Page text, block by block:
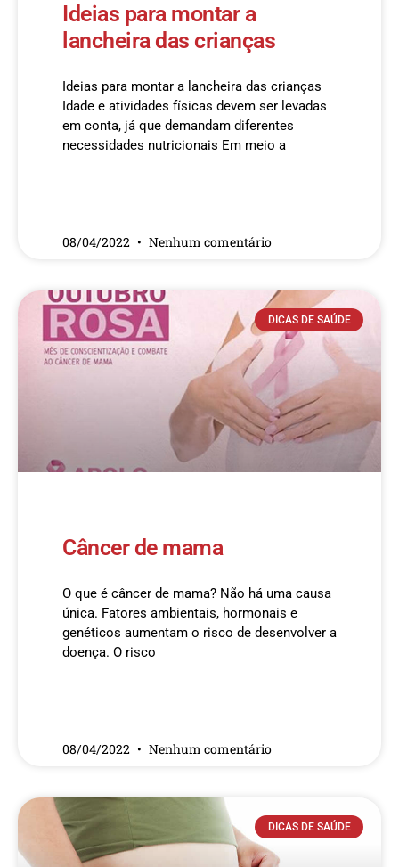
Ideias para montar a
lancheira das crianças
Ideias para montar a lancheira das crianças
Idade e atividades físicas devem ser levadas
em conta, já que demandam diferentes
necessidades nutricionais Em meio a
08/04/2022 Nenhum comentário
DICAS DE SAÚDE
Câncer de mama
O que é câncer de mama? Não há uma causa
única. Fatores ambientais, hormonais e
genéticos aumentam o risco de desenvolver a
doença. O risco
08/04/2022 Nenhum comentário
DICAS DE SAÚDE